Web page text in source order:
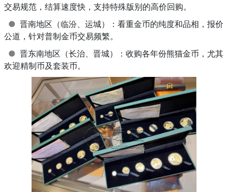
交易规范，结算速度快，支持特殊版别的高价回购。
● 晋南地区（临汾、运城）：看重金币的纯度和品相，报价
公道，针对普制金币交易频繁。
● 晋东南地区（长治、晋城）：收购各年份熊猫金币，尤其
欢迎精制币及套装币。